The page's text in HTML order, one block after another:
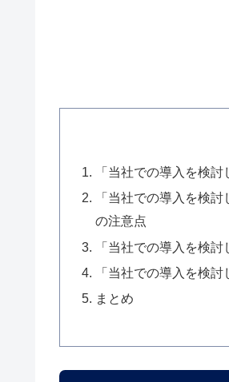
「当社での導入を検
「当社での導入を検
の注意点
「当社での導入を検
「当社での導入を検
まとめ